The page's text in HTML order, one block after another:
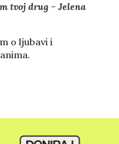
tvoj drug – Jelena
o ljubavi i